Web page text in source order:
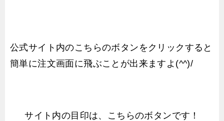
公式サイト内のこちらのボタンをクリックすると
簡単に注文画面に飛ぶことが出来ますよ(^^)/
サイト内の目印は、こちらのボタンです！